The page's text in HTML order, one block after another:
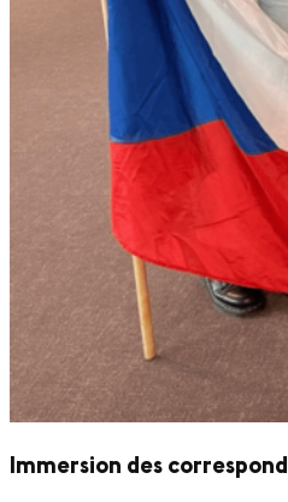
Immersion des